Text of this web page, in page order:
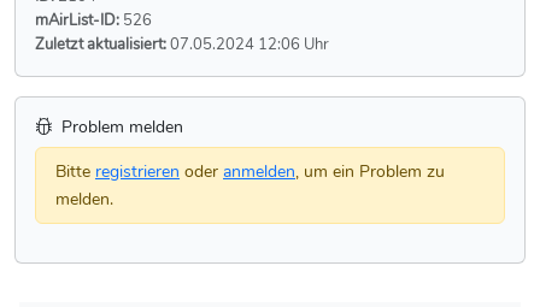
mAirList-ID: 526
Zuletzt aktualisiert:07.05.2024 12:06 Uhr
Problem melden
Bitte registrieren oder anmelden, um ein Problem zu
melden.